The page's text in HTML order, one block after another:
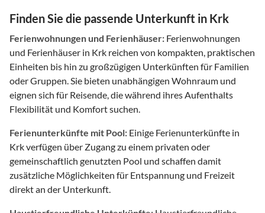
Finden Sie die passende Unterkunft in Krk
Ferienwohnungen und Ferienhäuser: Ferienwohnungen
und Ferienhäuser in Krk reichen von kompakten, praktischen
Einheiten bis hin zu großzügigen Unterkünften für Familien
oder Gruppen. Sie bieten unabhängigen Wohnraum und
eignen sich für Reisende, die während ihres Aufenthalts
Flexibilität und Komfort suchen.
Ferienunterkünfte mit Pool: Einige Ferienunterkünfte in
Krk verfügen über Zugang zu einem privaten oder
gemeinschaftlich genutzten Pool und schaffen damit
zusätzliche Möglichkeiten für Entspannung und Freizeit
direkt an der Unterkunft.